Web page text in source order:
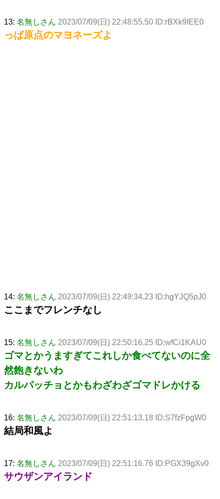
13: 名無しさん 2023/07/09(日) 22:48:55.50 ID:rBXk9IEE0
っぱ原点のマヨネーズよ
14: 名無しさん 2023/07/09(日) 22:49:34.23 ID:hgYJQ5pJ0
ここまでフレンチなし
15: 名無しさん 2023/07/09(日) 22:50:16.25 ID:wfCi1KAU0
ゴマとかうますぎてこれしか食べてないのに全
然飽きないわ
カルパッチョとかもわざわざゴマドレかける
16: 名無しさん 2023/07/09(日) 22:51:13.18 ID:S7fzFpgW0
結局和風よ
17: 名無しさん 2023/07/09(日) 22:51:16.76 ID:PGX39gXv0
サウザンアイランド